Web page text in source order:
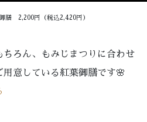
膳 2,200円（税込2,420円）
ちろん、もみじまつりに合わせ
用意している紅葉御膳です🌸